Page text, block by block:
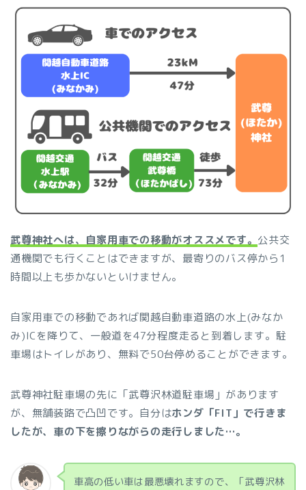
武尊神社へは、自家用車での移動がオススメです。 公共交
通機関でも行くことはできますが、最寄りのバス停から1
時間以上も歩かないといけません。
自家用車での移動であれば関越自動車道路の水上(みなか
み)ICを降りて、一般道を47分程度走ると到着します。駐
車場はトイレがあり、無料で50台停めることができます。
武尊神社駐車場の先に「武尊沢林道駐車場」があります
が、無舗装路で凸凹です。自分はホンダ「FIT」で行きま
したが、車の下を擦りながらの走行しました…。
車高の低い車は最悪壊れますので、「武尊沢林